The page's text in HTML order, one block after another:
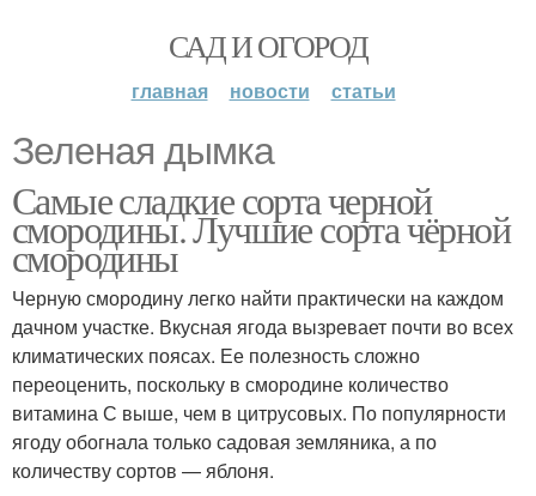
САД И ОГОРОД
главная новости статьи
Зеленая дымка
Самые сладкие сорта черной
смородины. Лучшие сорта чёрной
смородины
Черную смородину легко найти практически на каждом
дачном участке. Вкусная ягода вызревает почти во всех
климатических поясах. Ее полезность сложно
переоценить, поскольку в смородине количество
витамина С выше, чем в цитрусовых. По популярности
ягоду обогнала только садовая земляника, а по
количеству сортов — яблоня.